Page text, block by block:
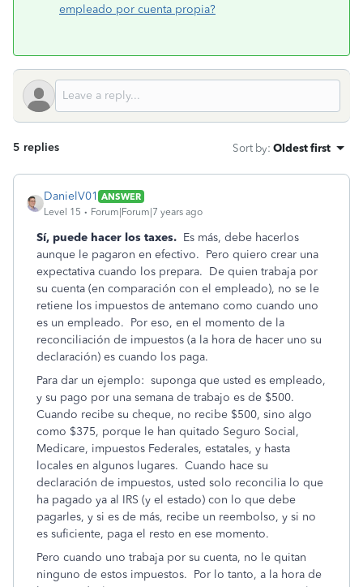
empleado por cuenta propia?
5 replies Sort by: Oldest first
DanielV01 ANSWER
Level 15
Forum|Forum|7 years ago
Sí, puede hacer los taxes. Es más, debe hacerlos
aunque le pagaron en efectivo. Pero quiero crear una
expectativa cuando los prepara. De quien trabaja por
su cuenta (en comparación con el empleado), no se le
retiene los impuestos de antemano como cuando uno
es un empleado. Por eso, en el momento de la
reconciliación de impuestos (a la hora de hacer uno su
declaración) es cuando los paga.
Para dar un ejemplo: suponga que usted es empleado,
y su pago por una semana de trabajo es de $500.
Cuando recibe su cheque, no recibe $500, sino algo
como $375, porque le han quitado Seguro Social,
Medicare, impuestos Federales, estatales, y hasta
locales en algunos lugares. Cuando hace su
declaración de impuestos, usted solo reconcilia lo que
ha pagado ya al IRS (y el estado) con lo que debe
pagarles, y si es de más, recibe un reembolso, y si no
es suficiente, paga el resto en ese momento.
Pero cuando uno trabaja por su cuenta, no le quitan
ninguno de estos impuestos. Por lo tanto, a la hora de